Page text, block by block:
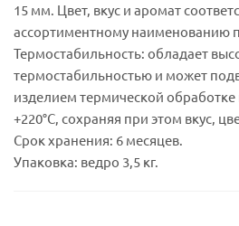
15 мм. Цвет, вкус и аромат
ассортиментному наименованию
Термостабильность: обладает
термостабильностью и может
изделием термической
+220°С, сохраняя при этом вкус,
Срок хранения: 6 месяцев.
Упаковка: ведро 3,5 кг.